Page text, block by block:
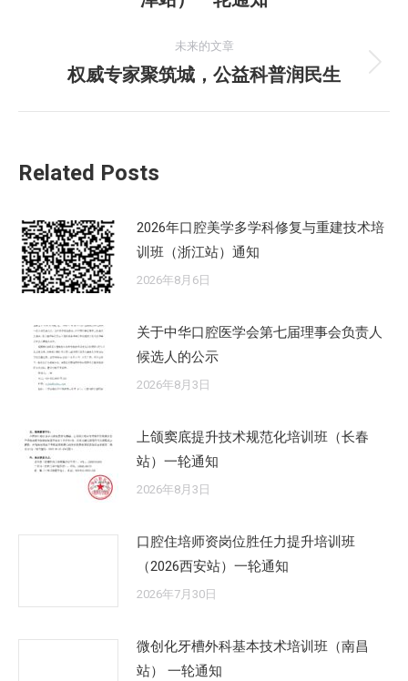
史
文
章：
未来的文章
未
权威专家聚筑城，公益科普润民生
Related Posts
2026年口腔美学多学科修复与重建技术培
训班（浙江站）通知
2026年8月6日
关于中华口腔医学会第七届理事会负责人
候选人的公示
2026年8月3日
上颌窦底提升技术规范化培训班（长春
站）一轮通知
2026年8月3日
口腔住培师资岗位胜任力提升培训班
（2026西安站）一轮通知
2026年7月30日
微创化牙槽外科基本技术培训班（南昌
站） 一轮通知